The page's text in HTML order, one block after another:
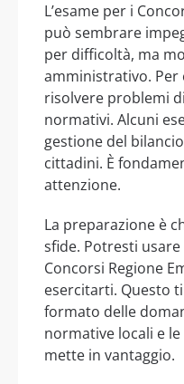
L’esame per i
può sembrare
per difficoltà, ma
amministrativo.
risolvere problemi
normativi. Alcuni
gestione del
cittadini. È
attenzione.
La preparazione è
sfide. Potresti
Concorsi Regione
esercitarti. Questo
formato delle
normative locali e
mette in vantaggio.